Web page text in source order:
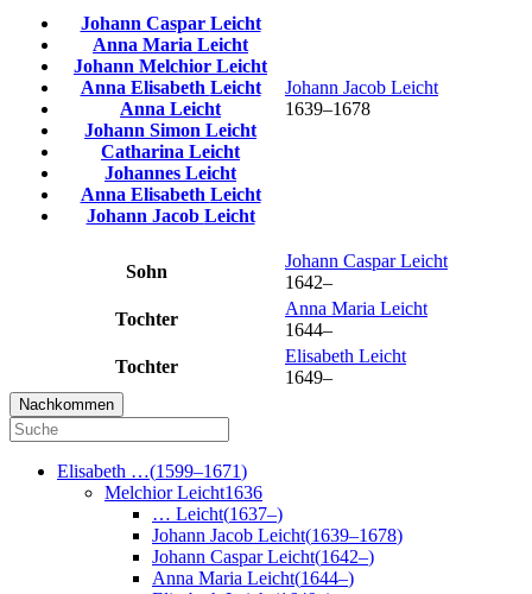
Johann Caspar Leicht
Anna Maria Leicht
Johann Melchior Leicht
Anna Elisabeth Leicht
Anna Leicht
Johann Simon Leicht
Catharina Leicht
Johannes Leicht
Anna Elisabeth Leicht
Johann Jacob Leicht
Johann Jacob Leicht
1639–1678
Sohn
Johann CasparLeicht
1642–
Tochter
Anna Maria Leicht
1644–
Tochter
Elisabeth Leicht
1649–
Nachkommen
Elisabeth …(1599–1671)
MelchiorLeicht1636
… Leicht(1637–)
Johann Jacob Leicht(1639–1678)
Johann CasparLeicht(1642–)
Anna Maria Leicht(1644–)